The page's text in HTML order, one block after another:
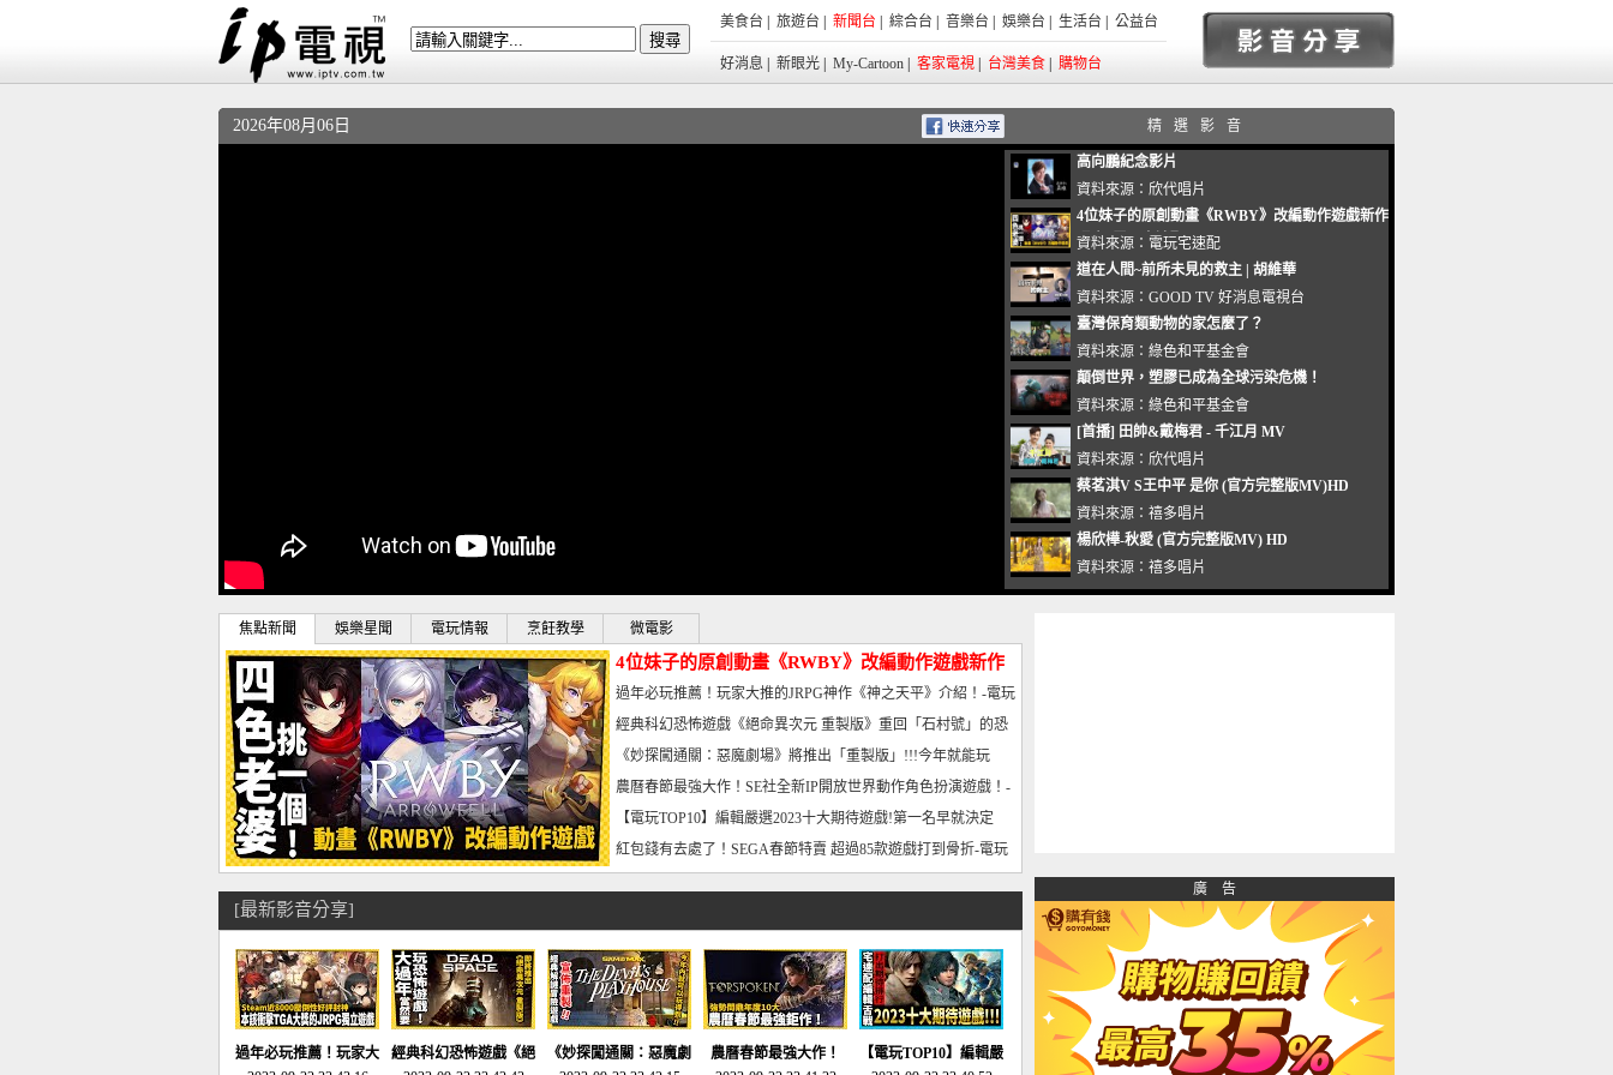
美食台 旅遊台 新聞台 綜合台 音樂台 娛樂台 生活台 公益台
好消息 新眼光 My-Cartoon 客家電視 台灣美食 購物台
2026年08月06日 精選影音
高向鵬紀念影片
資料來源： 欣代唱片
4位妹子的原創動畫《RWBY》改編動作遊戲新作
曝光_電玩宅速配20221102
資料來源： 電玩宅速配
道在人間~前所未見的救主 | 胡維華
資料來源： GOOD TV 好消息電視台
臺灣保育類動物的家怎麼了？
資料來源： 綠色和平基金會
顛倒世界，塑膠已成為全球污染危機！
資料來源： 綠色和平基金會
[首播] 田帥&戴梅君 - 千江月 MV
資料來源： 欣代唱片
蔡茗淇V S王中平 是你 (官方完整版MV)HD
資料來源： 禧多唱片
楊欣樺-秋愛 (官方完整版MV) HD
資料來源： 禧多唱片
焦點新聞 娛樂星聞 電玩情報 烹飪教學 微電影
4位妹子的原創動畫《RWBY》改編動作遊戲新作
曝光_電玩宅速配20221102
過年必玩推薦！玩家大推的JRPG神作《神之天平》介紹！-電玩
宅速配20230126
經典科幻恐怖遊戲《絕命異次元 重製版》重回「石村號」的恐
懼體驗-電玩宅速配20230125
《妙探闖通關：惡魔劇場》將推出「重製版」!!!今年就能玩
到!!-電玩宅速配20230124
農曆春節最強大作！SE社全新IP開放世界動作角色扮演遊戲！-
電玩宅速配20230123
【電玩TOP10】編輯嚴選2023十大期待遊戲!第一名早就決定
了，封面圖直接雷你!-電玩宅速配20230120
紅包錢有去處了！SEGA春節特賣 超過85款遊戲打到骨折-電玩
宅速配20230119
[最新影音分享]
過年必玩推薦！玩家大
經典科幻恐怖遊戲《絕
《妙探闖通關：惡魔劇
農曆春節最強大作！
【電玩TOP10】編輯嚴
廣 告